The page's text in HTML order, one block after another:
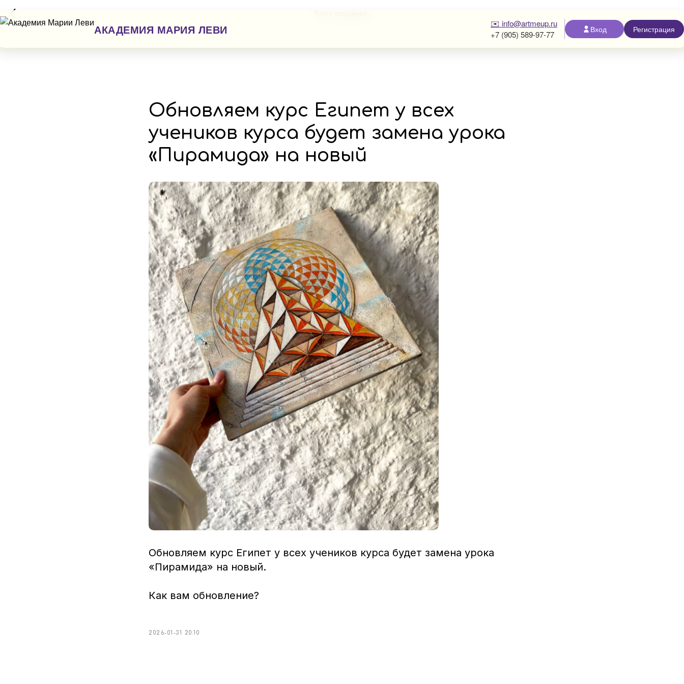
Обновляем курс Египет у всех
учеников курса будет замена урока
«Пирамида» на новый
Обновляем курс Египет у всех учеников курса будет замена урока
«Пирамида» на новый.
Как вам обновление?
2026-01-31 20:10
АКАДЕМИЯ МАРИЯ ЛЕВИ
✉️ info@artmeup.ru
+7 (905) 589-97-77
Вход Регистрация